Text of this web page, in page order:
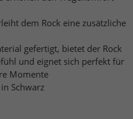
dem Rock eine zusätzliche
gefertigt, bietet der Rock
und eignet sich perfekt für
Momente
Schwarz